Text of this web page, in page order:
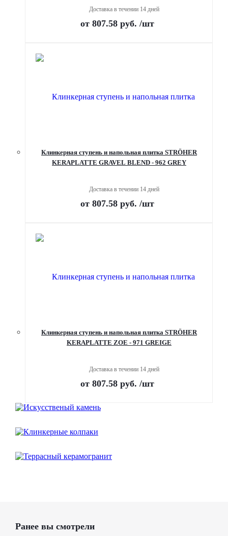
Доставка в течении 14 дней
от 807.58 руб. /шт
Клинкерная ступень и напольная плитка STRÖHER
KERAPLATTE GRAVEL BLEND - 962 GREY
Доставка в течении 14 дней
от 807.58 руб. /шт
Клинкерная ступень и напольная плитка STRÖHER
KERAPLATTE ZOE - 971 GREIGE
Доставка в течении 14 дней
от 807.58 руб. /шт
Ранее вы смотрели